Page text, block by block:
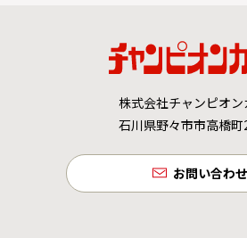
株式会社チャンピオン
石川県野々市市高橋
お問い合わせ